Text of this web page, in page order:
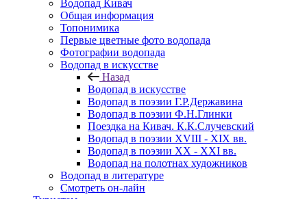
Водопад Кивач
Общая информация
Топонимика
Первые цветные фото водопада
Фотографии водопада
Водопад в искусстве
Назад
Водопад в искусстве
Водопад в поэзии Г.Р.Державина
Водопад в поэзии Ф.Н.Глинки
Поездка на Кивач. К.К.Случевский
Водопад в поэзии XVIII - XIX вв.
Водопад в поэзии XX - XXI вв.
Водопад на полотнах художников
Водопад в литературе
Смотреть он-лайн